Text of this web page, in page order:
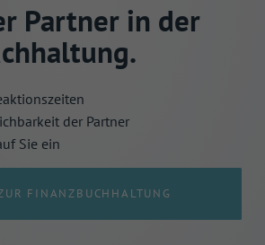
Partner in der
der Partner
Sie ein
FINANZBUCHHALTUNG